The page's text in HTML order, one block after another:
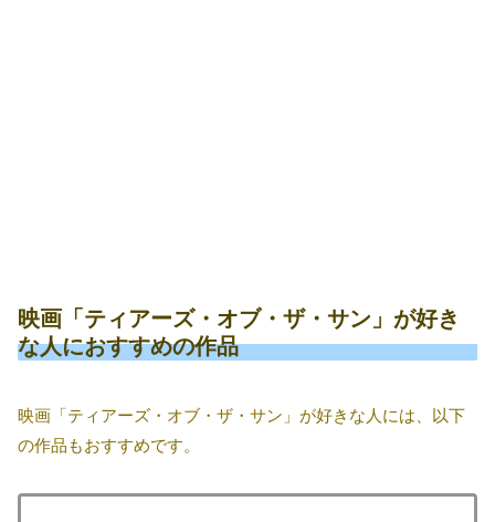
映画「ティアーズ・オブ・ザ・サン」が好き
な人におすすめの作品
映画「ティアーズ・オブ・ザ・サン」が好きな人には、以下
の作品もおすすめです。